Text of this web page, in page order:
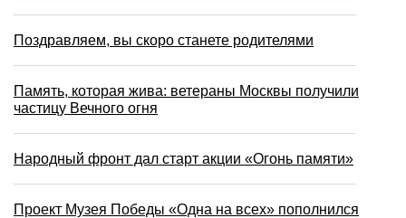
Поздравляем, вы скоро станете родителями
Память, которая жива: ветераны Москвы получили
частицу Вечного огня
Народный фронт дал старт акции «Огонь памяти»
Проект Музея Победы «Одна на всех» пополнился